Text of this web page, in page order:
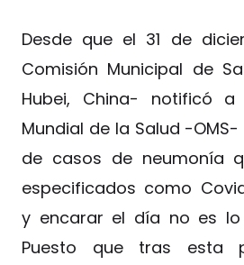
Desde que el 31 de
Comisión Municipal de
Hubei, China- notificó a
Mundial de la Salud -
de casos de neumonía
especificados como
y encarar el día no es lo
Puesto que tras esta